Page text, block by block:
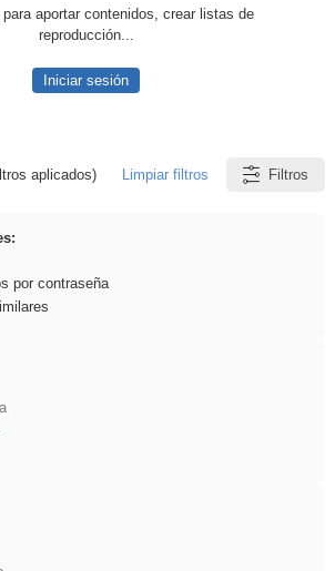
para aportar contenidos, crear listas de
reproducción...
Iniciar sesión
dividir
aplicados) Limpiar filtros Filtros
por contraseña